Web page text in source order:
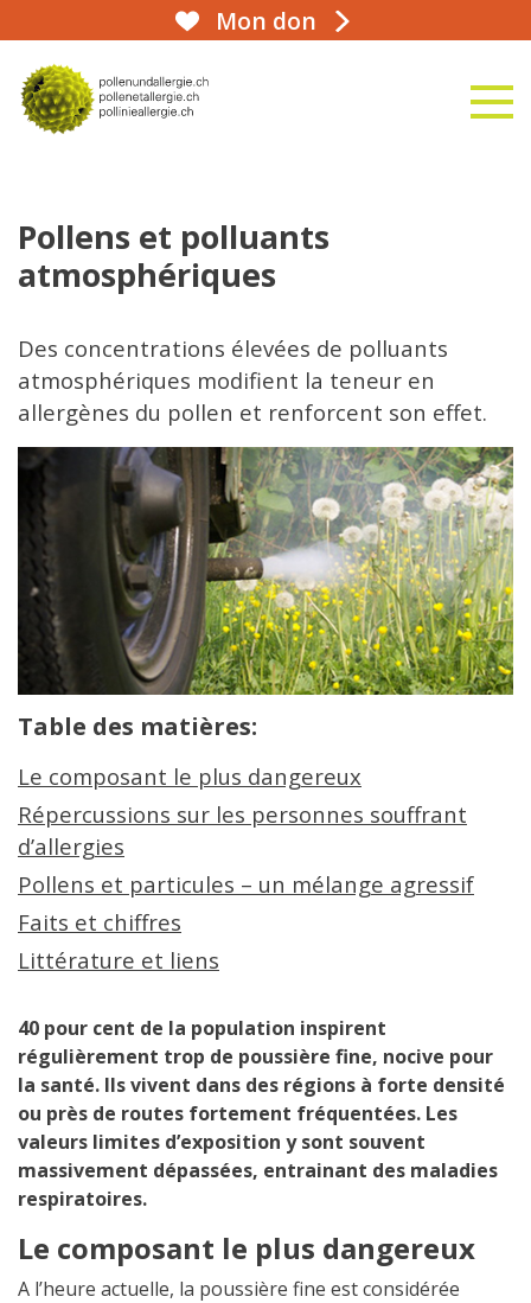
Mon don
aha!infoline 031 359 90 50
Pollens et polluants
atmosphériques
Des concentrations élevées de polluants
atmosphériques modifient la teneur en
allergènes du pollen et renforcent son effet.
Table des matières:
Le composant le plus dangereux
Répercussions sur les personnes souffrant
d’allergies
Pollens et particules – un mélange agressif
Faits et chiffres
Littérature et liens
40 pour cent de la population inspirent
régulièrement trop de poussière fine, nocive pour
la santé. Ils vivent dans des régions à forte densité
ou près de routes fortement fréquentées. Les
valeurs limites d’exposition y sont souvent
massivement dépassées, entrainant des maladies
respiratoires.
Le composant le plus dangereux
A l’heure actuelle, la poussière fine est considérée